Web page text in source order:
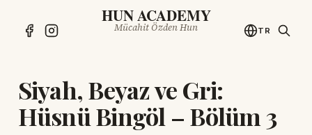
HUN ACADEMY
Mücahit Özden Hun TR
Siyah, Beyaz ve Gri:
Hüsnü Bingöl – Bölüm 3